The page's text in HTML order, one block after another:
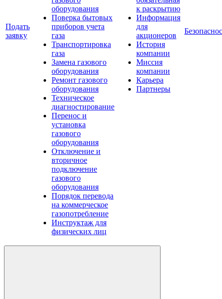
Подать
заявку
оборудования
Поверка бытовых
приборов учета
газа
Транспортировка
газа
Замена газового
оборудования
Ремонт газового
оборудования
Техническое
диагностирование
Перенос и
установка
газового
оборудования
Отключение и
вторичное
подключение
газового
оборудования
Порядок перевода
на коммерческое
газопотребление
Инструктаж для
физических лиц
к раскрытию
Информация
для
акционеров
История
компании
Миссия
компании
Карьера
Партнеры